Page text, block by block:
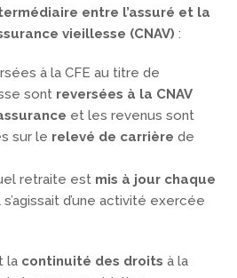
entre l’assuré et la
vieillesse (CNAV) :
à la CFE au titre de
sont reversées à la CNAV
et les revenus sont
sur le relevé de carrière de
retraite est mis à jour chaque
s’agissait d’une activité exercée
la continuité des droits à la